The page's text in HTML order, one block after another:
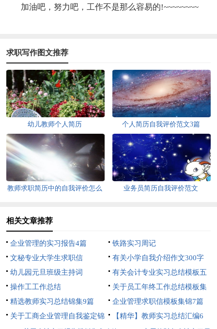
加油吧，努力吧，工作不是那么容易的!~~~~~~~~
求职写作图文推荐
幼儿教师个人简历 个人简历自我评价范文3篇
教师求职简历中的自我评价怎么
业务员简历自我评价范文
相关文章推荐
企业管理的实习报告4篇
铁路实习周记
文秘专业大学生求职信
有关小学自我介绍作文300字
汇编5篇
幼儿园元旦班级主持词
有关会计专业实习总结模板五
篇
操作工工作总结
关于员工年终工作总结模板集
锦9篇
精选教师实习总结锦集9篇
企业管理求职信模板集锦7篇
关于工商企业管理自我鉴定锦
【精华】教师实习总结汇编6